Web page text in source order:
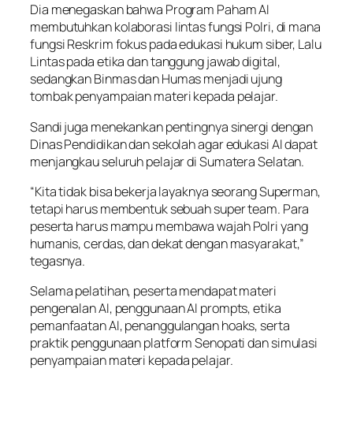
Dia menegaskan bahwa Program Paham AI
membutuhkan kolaborasi lintas fungsi Polri, di mana
fungsi Reskrim fokus pada edukasi hukum siber, Lalu
Lintas pada etika dan tanggung jawab digital,
sedangkan Binmas dan Humas menjadi ujung
tombak penyampaian materi kepada pelajar.
Sandi juga menekankan pentingnya sinergi dengan
Dinas Pendidikan dan sekolah agar edukasi AI dapat
menjangkau seluruh pelajar di Sumatera Selatan.
“Kita tidak bisa bekerja layaknya seorang Superman,
tetapi harus membentuk sebuah super team. Para
peserta harus mampu membawa wajah Polri yang
humanis, cerdas, dan dekat dengan masyarakat,”
tegasnya.
Selama pelatihan, peserta mendapat materi
pengenalan AI, penggunaan AI prompts, etika
pemanfaatan AI, penanggulangan hoaks, serta
praktik penggunaan platform Senopati dan simulasi
penyampaian materi kepada pelajar.